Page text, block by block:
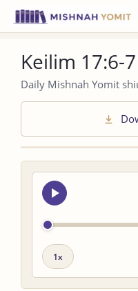
Keilim 17:6-7
Daily Mishnah Yomit
Seek
audio
Playback